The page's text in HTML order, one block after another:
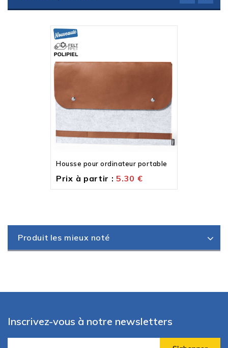
Housse pour ordinateur portable
Prix à partir : 5.30 €
Produit les mieux noté
Inscrivez-vous à notre newsletters